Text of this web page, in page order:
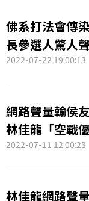
佛系打法會傳
長參選人驚人
2022-07-22 19:00:13
網路聲量輸侯
林佳龍「空戰
2022-07-11 12:00:23
林佳龍網路聲